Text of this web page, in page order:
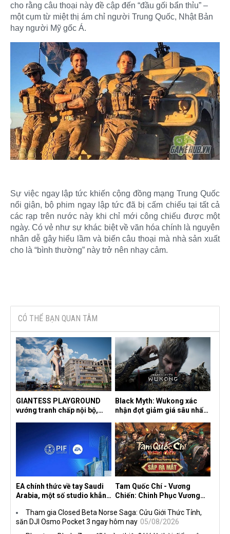
cho rằng câu thoại này đề cập đến “đầu gối bẩn thỉu” –
một cụm từ miệt thị ám chỉ người Trung Quốc, Nhật Bản
hay người Mỹ gốc Á.​
Sự việc ngay lập tức khiến cộng đồng mạng Trung Quốc
nổi giận, bộ phim ngay lập tức đã bị cấm chiếu tại tất cả
các rạp trên nước này khi chỉ mới công chiếu được một
ngày. Có vẻ như sự khác biệt về văn hóa chính là nguyên
nhân dễ gây hiểu lầm và biến câu thoại mà nhà sản xuất
cho là “bình thường” này trở nên nhạy cảm.​
CÓ THỂ BẠN QUAN TÂM
GIANTESS PLAYGROUND
vướng tranh chấp nội bộ,
ngầm chiếm đoạt doanh thu
Black Myth: Wukong xác
nhận đợt giảm giá sâu nhất
trên mọi nền tảng
EA chính thức về tay Saudi
Arabia, một số studio khẳng
lược DEI
Tam Quốc Chí - Vương
Chiến: Chinh Phục Vương
sáu thị trường Đông Nam Á
Tham gia Closed Beta Norse Saga: Cửu Giới Thức Tỉnh,
săn DJI Osmo Pocket 3 ngay hôm nay 05/08/2026